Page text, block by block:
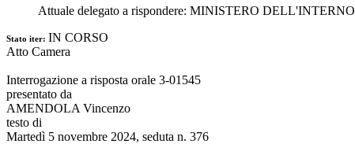
Attuale delegato a rispondere: MINISTERO DELL'INTERNO
Stato iter: IN CORSO
Atto Camera
Interrogazione a risposta orale 3-01545
presentato da
AMENDOLA Vincenzo
testo di
Martedì 5 novembre 2024, seduta n. 376